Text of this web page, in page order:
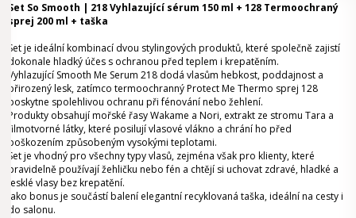
Set So Smooth | 218 Vyhlazující sérum 150 ml + 128 Termoochraný
sprej 200 ml + taška
Set je ideální kombinací dvou stylingových produktů, které společně zajistí
dokonale hladký účes s ochranou před teplem i krepatěním.
Vyhlazující Smooth Me Serum 218 dodá vlasům hebkost, poddajnost a
přirozený lesk, zatímco termoochranný Protect Me Thermo sprej 128
poskytne spolehlivou ochranu při fénování nebo žehlení.
Produkty obsahují mořské řasy Wakame a Nori, extrakt ze stromu Tara a
filmotvorné látky, které posilují vlasové vlákno a chrání ho před
poškozením způsobeným vysokými teplotami.
Set je vhodný pro všechny typy vlasů, zejména však pro klienty, které
pravidelně používají žehličku nebo fén a chtějí si uchovat zdravé, hladké a
lesklé vlasy bez krepatění.
Jako bonus je součástí balení elegantní recyklovaná taška, ideální na cesty i
do salonu.